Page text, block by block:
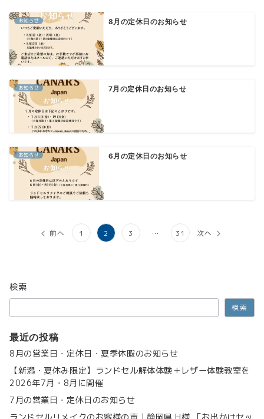
お知らせ 8月の定休日のお知らせ
お知らせ 7月の定休日のお知らせ
お知らせ 6月の定休日のお知らせ
ペ
ー
ジ
送
り
前へ 1 2 3 … 31 次へ
検索
検索
最近の投稿
8月の営業日・定休日・夏季休暇のお知らせ
【新潟・夏休み限定】ランドセル解体体験＋レザー体験教室を
2026年7月・8月に開催
7月の営業日・定休日のお知らせ